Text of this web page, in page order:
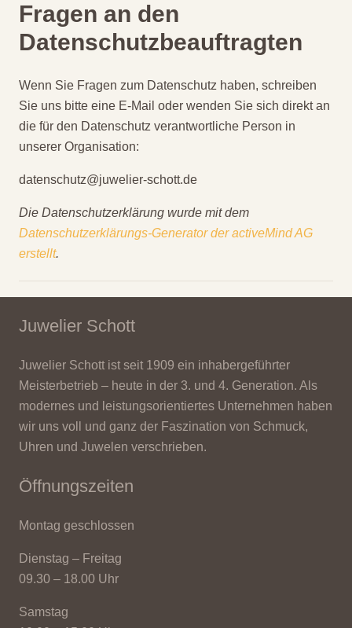
Fragen an den
Datenschutzbeauftragten
Wenn Sie Fragen zum Datenschutz haben, schreiben
Sie uns bitte eine E-Mail oder wenden Sie sich direkt an
die für den Datenschutz verantwortliche Person in
unserer Organisation:
datenschutz@juwelier-schott.de
Die Datenschutzerklärung wurde mit dem
Datenschutzerklärungs-Generator der activeMind AG
erstellt.
Juwelier Schott
Juwelier Schott ist seit 1909 ein inhabergeführter
Meisterbetrieb – heute in der 3. und 4. Generation. Als
modernes und leistungsorientiertes Unternehmen haben
wir uns voll und ganz der Faszination von Schmuck,
Uhren und Juwelen verschrieben.
Öffnungszeiten
Montag geschlossen
Dienstag – Freitag
09.30 – 18.00 Uhr
Samstag